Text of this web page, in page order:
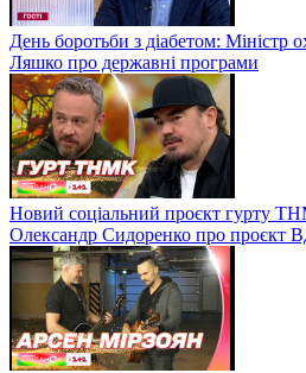
День боротьби з діабетом: Міністр
Ляшко про державні програми
Новий соціальний проєкт гурту
Олександр Сидоренко про проєкт